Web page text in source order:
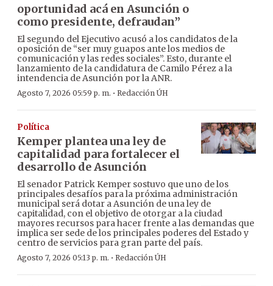
oportunidad acá en Asunción o
como presidente, defraudan”
El segundo del Ejecutivo acusó a los candidatos de la
oposición de “ser muy guapos ante los medios de
comunicación y las redes sociales”. Esto, durante el
lanzamiento de la candidatura de Camilo Pérez a la
intendencia de Asunción por la ANR.
Agosto 7, 2026 05:59 p. m. · Redacción ÚH
Política
Kemper plantea una ley de
capitalidad para fortalecer el
desarrollo de Asunción
El senador Patrick Kemper sostuvo que uno de los
principales desafíos para la próxima administración
municipal será dotar a Asunción de una ley de
capitalidad, con el objetivo de otorgar a la ciudad
mayores recursos para hacer frente a las demandas que
implica ser sede de los principales poderes del Estado y
centro de servicios para gran parte del país.
Agosto 7, 2026 05:13 p. m. · Redacción ÚH